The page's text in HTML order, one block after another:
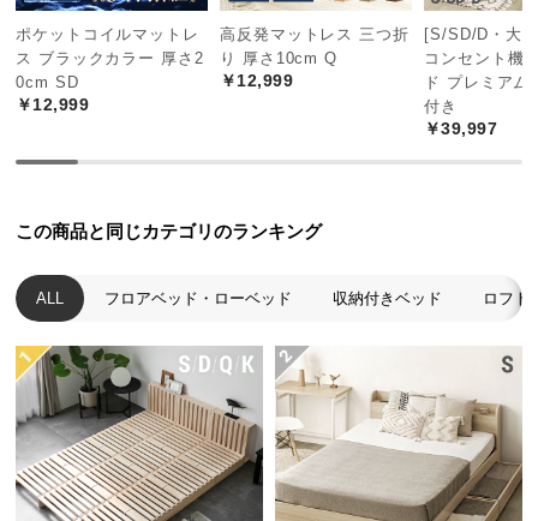
中
型
商
品
つ
小
型
商
品
の
配
送
ポケットコイルマットレ
ス ブラックカラー 厚さ2
0cm SD
￥12,999
高反発マットレス 三つ折
り 厚さ10cm Q
￥12,999
[S/SD/D・大
コンセント機
ド プレミアム
付き
￥39,997
この商品と同じカテゴリのランキング
ALL フロアベッド・ローベッド 収納付きベッド ロフト